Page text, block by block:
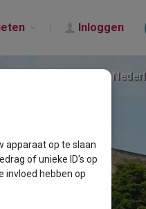
Inloggen
apparaat op te slaan
of unieke ID's op
invloed hebben op